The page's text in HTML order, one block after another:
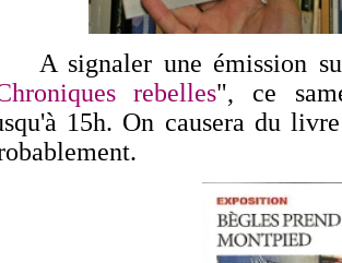
signaler une émission
rebelles", ce
15h. On causera du